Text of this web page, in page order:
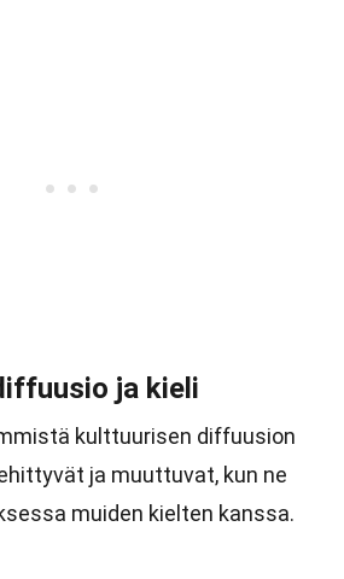
ja kieli
kulttuurisen diffuusion
ja muuttuvat, kun ne
muiden kielten kanssa.